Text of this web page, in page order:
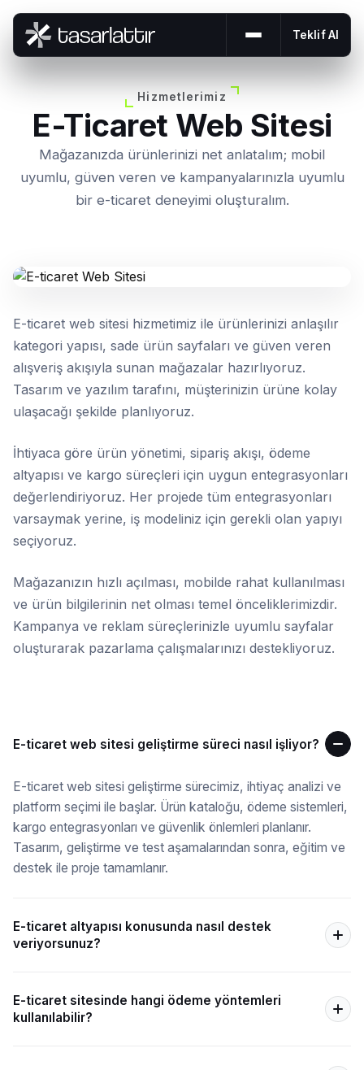
Menüyü aç veya
Teklif Al
Hizmetlerimiz
E-Ticaret Web Sitesi
Mağazanızda ürünlerinizi net anlatalım; mobil
uyumlu, güven veren ve kampanyalarınızla uyumlu
bir e-ticaret deneyimi oluşturalım.
E-ticaret web sitesi hizmetimiz ile ürünlerinizi anlaşılır
kategori yapısı, sade ürün sayfaları ve güven veren
alışveriş akışıyla sunan mağazalar hazırlıyoruz.
Tasarım ve yazılım tarafını, müşterinizin ürüne kolay
ulaşacağı şekilde planlıyoruz.
İhtiyaca göre ürün yönetimi, sipariş akışı, ödeme
altyapısı ve kargo süreçleri için uygun entegrasyonları
değerlendiriyoruz. Her projede tüm entegrasyonları
varsaymak yerine, iş modeliniz için gerekli olan yapıyı
seçiyoruz.
Mağazanızın hızlı açılması, mobilde rahat kullanılması
ve ürün bilgilerinin net olması temel önceliklerimizdir.
Kampanya ve reklam süreçlerinizle uyumlu sayfalar
oluşturarak pazarlama çalışmalarınızı destekliyoruz.
E-ticaret web sitesi geliştirme süreci nasıl işliyor?
E-ticaret web sitesi geliştirme sürecimiz, ihtiyaç analizi ve
platform seçimi ile başlar. Ürün kataloğu, ödeme sistemleri,
kargo entegrasyonları ve güvenlik önlemleri planlanır.
Tasarım, geliştirme ve test aşamalarından sonra, eğitim ve
destek ile proje tamamlanır.
E-ticaret altyapısı konusunda nasıl destek
veriyorsunuz?
E-ticaret sitesinde hangi ödeme yöntemleri
kullanılabilir?